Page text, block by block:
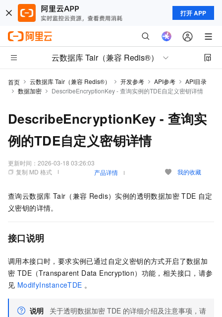
打开 APP
云数据库 Tair（兼容 Redis®）
首页 云数据库 Tair（兼容 Redis®） 开发参考 API参考
API目录
数据加密
DescribeEncryptionKey - 查询实例的TDE自定义密钥详情
DescribeEncryptionKey - 查询实
例的TDE自定义密钥详情
更新时间： 2026-03-18 03:26:03
复制 MD 格式
产品详情 我的收藏
查询云数据库 Tair（兼容 Redis）实例的透明数据加密 TDE 自定
义密钥的详情。
接口说明
调用本接口时，要求实例已通过自定义密钥的方式开启了数据加
密 TDE（Transparent Data Encryption）功能，相关接口，请参
见 ModifyInstanceTDE 。
说明
关于透明数据加密 TDE 的详细介绍及注意事项，请